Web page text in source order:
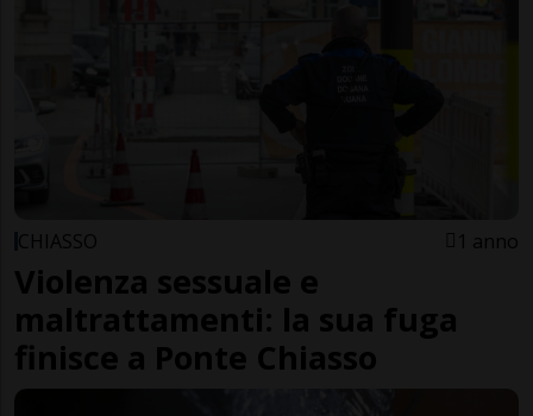
CHIASSO 1 anno
Violenza sessuale e
maltrattamenti: la sua fuga
finisce a Ponte Chiasso